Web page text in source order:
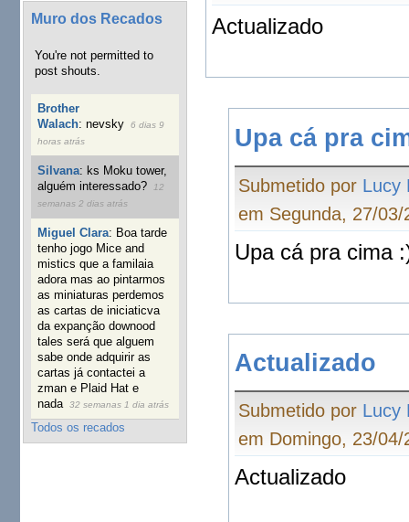
Muro dos Recados
You're not permitted to
post shouts.
Brother
Walach:nevsky
6 dias 9
horas atrás
Silvana: ks Moku tower,
alguém interessado?
12
semanas 2 dias atrás
Miguel Clara: Boa tarde
tenho jogo Mice and
mistics que a familaia
adora mas ao pintarmos
as miniaturas perdemos
as cartas de iniciaticva
da expanção downood
tales será que alguem
sabe onde adquirir as
cartas já contactei a
zman e Plaid Hat e
nada
32 semanas 1 dia atrás
Todos os recados
Actualizado
Upa cá pra
Submetido por Lucy
em Segunda, 27/
Upa cá pra cima
Actualizado
Submetido por Lucy
em Domingo, 23/
Actualizado